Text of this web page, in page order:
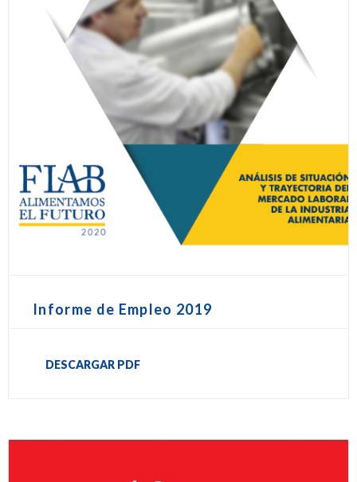
Informe de Empleo 2019
DESCARGAR PDF